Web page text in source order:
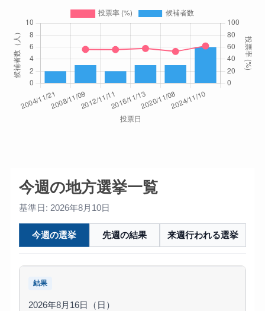
今週の地方選挙一覧
基準日: 2026年8月10日
今週の選挙 先週の結果 来週行われる選挙
結果
2026年8月16日（日）